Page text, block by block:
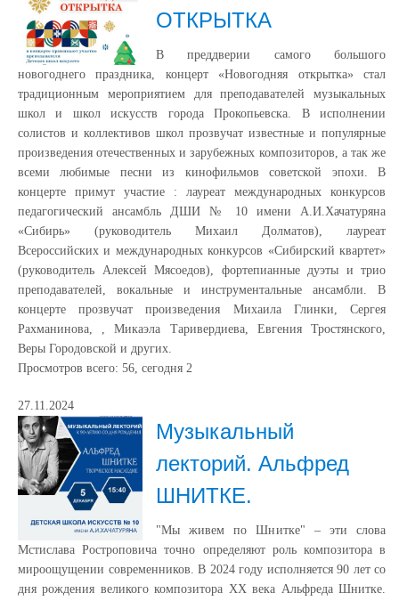
ОТКРЫТКА
В преддверии самого большого
новогоднего праздника, концерт «Новогодняя открытка» стал
традиционным мероприятием для преподавателей музыкальных
школ и школ искусств города Прокопьевска. В исполнении
солистов и коллективов школ прозвучат известные и популярные
произведения отечественных и зарубежных композиторов, а так же
всеми любимые песни из кинофильмов советской эпохи. В
концерте примут участие : лауреат международных конкурсов
педагогический ансамбль ДШИ № 10 имени А.И.Хачатуряна
«Сибирь» (руководитель Михаил Долматов), лауреат
Всероссийских и международных конкурсов «Сибирский квартет»
(руководитель Алексей Мясоедов), фортепианные дуэты и трио
преподавателей, вокальные и инструментальные ансамбли. В
концерте прозвучат произведения Михаила Глинки, Сергея
Рахманинова, , Микаэла Таривердиева, Евгения Тростянского,
Веры Городовской и других.
Просмотров всего: 56, сегодня 2
27.11.2024
Музыкальный
лекторий. Альфред
ШНИТКЕ.
"Мы живем по Шнитке" – эти слова
Мстислава Ростроповича точно определяют роль композитора в
мироощущении современников. В 2024 году исполняется 90 лет со
дня рождения великого композитора XX века Альфреда Шнитке.